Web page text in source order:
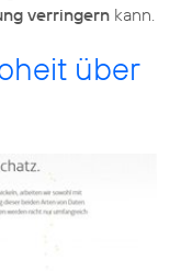
verringern kann.
über